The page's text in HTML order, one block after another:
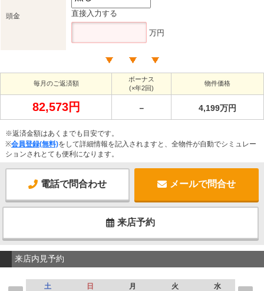
頭金 直接入力する
万円
毎月のご返済額
ボーナス
(×年2回)
物件価格
82,573円 － 4,199万円
※返済金額はあくまでも目安です。
※会員登録(無料)をして詳細情報を記入されますと、全物件が自動でシミュレー
ションされとても便利になります。
電話で問合わせ メールで問合せ
来店予約
来店内見予約
土 日 月 火 水